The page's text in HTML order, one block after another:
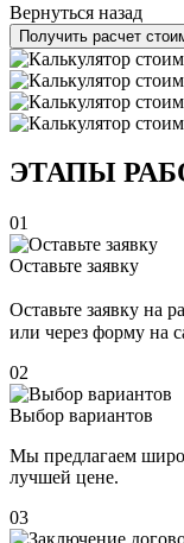
Вернуться назад
Получить расчет
ЭТАПЫ
01
Оставьте заявку
Оставьте заявку на
или через форму на
02
Выбор вариантов
Мы предлагаем
лучшей цене.
03